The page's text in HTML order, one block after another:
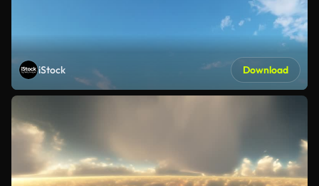
iStock Download